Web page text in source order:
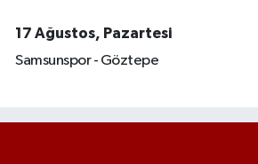
17 Ağustos, Pazartesi
Samsunspor - Göztepe